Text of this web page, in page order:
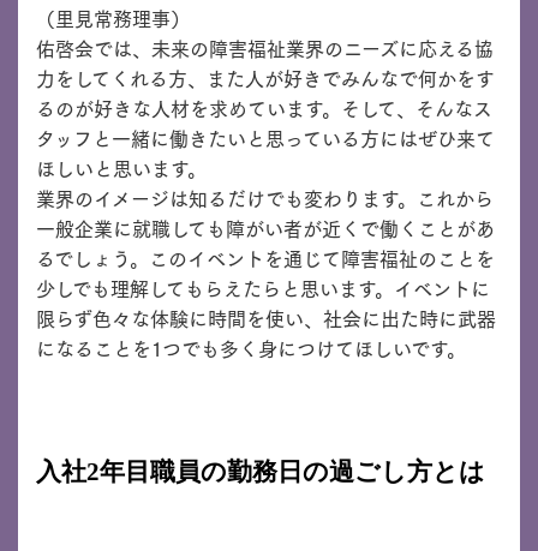
（里見常務理事）
佑啓会では、未来の障害福祉業界のニーズに応える協
力をしてくれる方、また人が好きでみんなで何かをす
るのが好きな人材を求めています。そして、そんなス
タッフと一緒に働きたいと思っている方にはぜひ来て
ほしいと思います。
業界のイメージは知るだけでも変わります。これから
一般企業に就職しても障がい者が近くで働くことがあ
るでしょう。このイベントを通じて障害福祉のことを
少しでも理解してもらえたらと思います。イベントに
限らず色々な体験に時間を使い、社会に出た時に武器
になることを1つでも多く身につけてほしいです。
入社2年目職員の勤務日の過ごし方とは